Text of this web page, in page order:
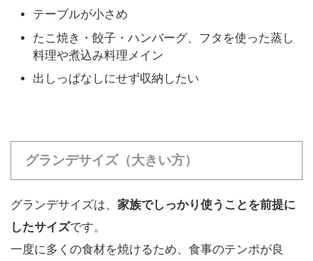
テーブルが小さめ
たこ焼き・餃子・ハンバーグ、フタを使った蒸し
料理や煮込み料理メイン
出しっぱなしにせず収納したい
グランデサイズ（大きい方）
グランデサイズは、 家族でしっかり使うことを前提に
したサイズです。
一度に多くの食材を焼けるため、食事のテンポが良